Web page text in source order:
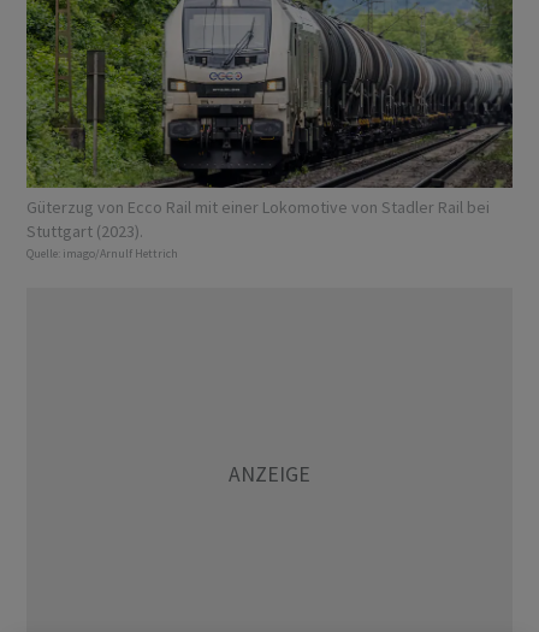
Güterzug von Ecco Rail mit einer Lokomotive von Stadler Rail bei
Stuttgart (2023).
Quelle: imago/Arnulf Hettrich